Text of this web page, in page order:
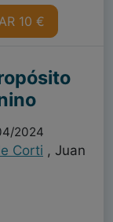
10 €
2024
Corti , Juan